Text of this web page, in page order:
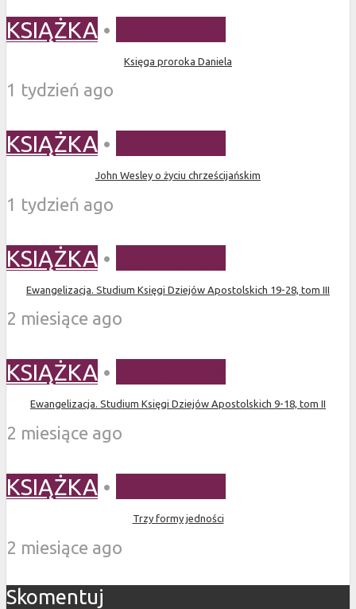
KSIĄŻKA •
Księga proroka Daniela
1 tydzień ago
KSIĄŻKA •
John Wesley o życiu chrześcijańskim
1 tydzień ago
KSIĄŻKA •
Ewangelizacja. Studium Księgi Dziejów Apostolskich 19-28, tom III
2 miesiące ago
KSIĄŻKA •
Ewangelizacja. Studium Księgi Dziejów Apostolskich 9-18, tom II
2 miesiące ago
KSIĄŻKA •
Trzy formy jedności
2 miesiące ago
Skomentuj